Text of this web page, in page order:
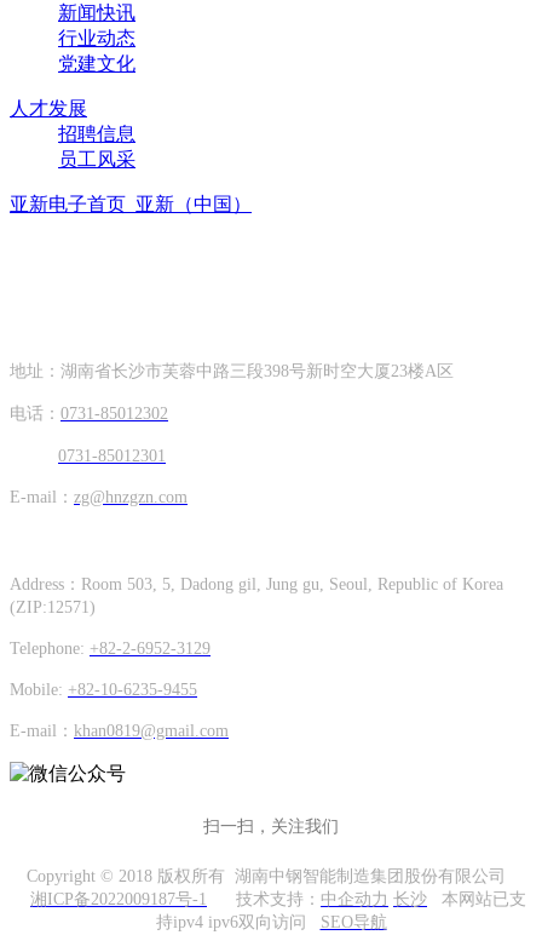
新闻快讯
行业动态
党建文化
人才发展
招聘信息
员工风采
亚新电子首页_亚新（中国）
地址：湖南省长沙市芙蓉中路三段398号新时空大厦23楼A区
电话： 0731-85012302
0731-85012301
E-mail： zg@hnzgzn.com
Address：Room 503, 5, Dadong gil, Jung gu, Seoul, Republic of Korea
(ZIP:12571)
Telephone: +82-2-6952-3129
Mobile: +82-10-6235-9455
E-mail： khan0819@gmail.com
扫一扫，关注我们
Copyright © 2018 版权所有 湖南中钢智能制造集团股份有限公司
湘ICP备2022009187号-1
技术支持： 中企动力 长沙 本网站已支
持ipv4 ipv6双向访问 SEO导航